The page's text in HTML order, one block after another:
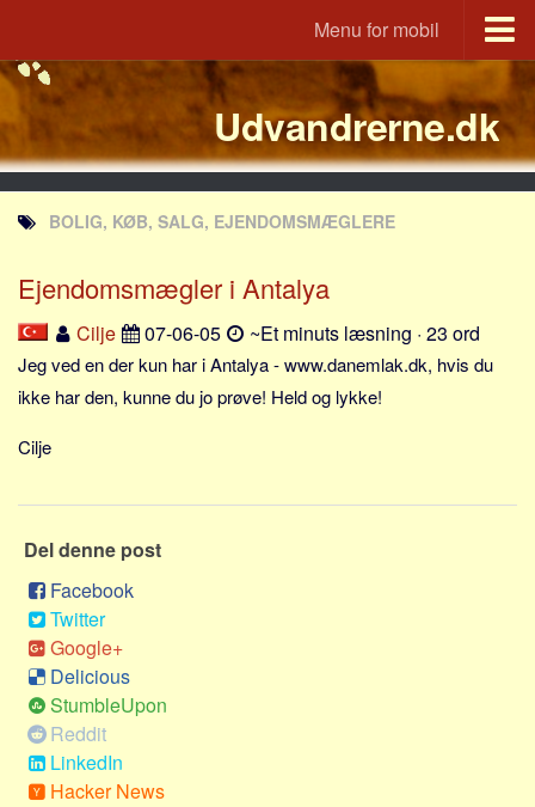
Menu for mobil
Portal
Udvandrerne.dk
Utvandrerne.no
Utvandrarna.se
Tyskland.dk
England.dk
Rusland.dk
JLKM.dk
Lande
Frankrig
Sverige
Norge
Thailand
Italien
Grækenland
USA
Alle
Udvandrerne.dk
BOLIG, KØB, SALG, EJENDOMSMÆGLERE
Ejendomsmægler i Antalya
Cilje 07-06-05 ~Et minuts læsning · 23 ord
Jeg ved en der kun har i Antalya - www.danemlak.dk, hvis du
ikke har den, kunne du jo prøve! Held og lykke!
Cilje
Del denne post
Facebook
Twitter
Google+
Delicious
StumbleUpon
Reddit
LinkedIn
Hacker News